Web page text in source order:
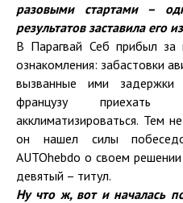
разовыми стартами –
результатов заставила его
В Парагвай Себ прибыл за
ознакомления: забастовки
вызванные ими задержки
французу
акклиматизироваться. Тем
он нашел силы
AUTOhebdo о своем
девятый – титул.
Ну что ж, вот и началась